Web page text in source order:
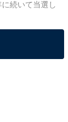
続いて当選し
て、無印良品